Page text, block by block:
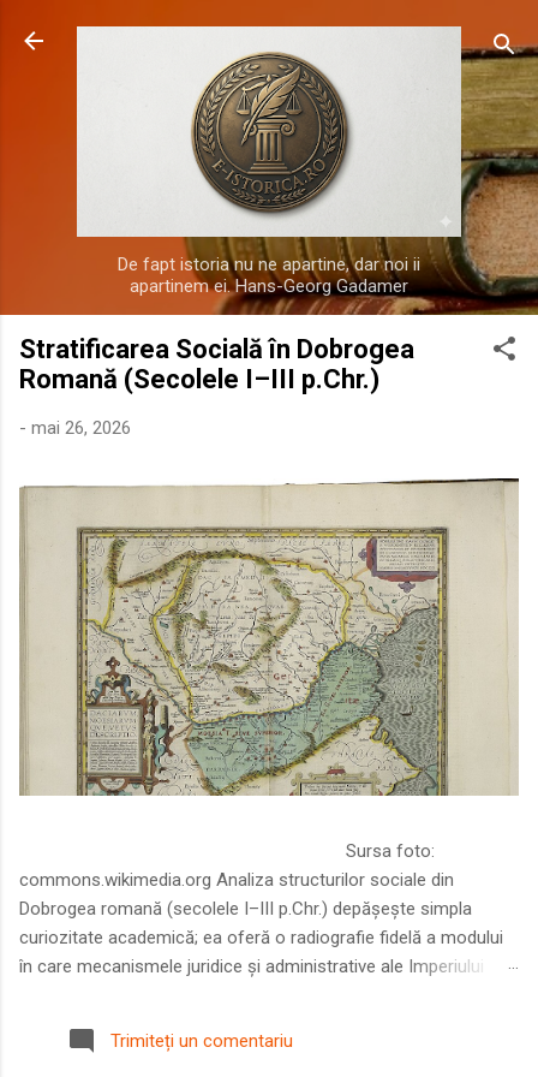
Treceți la conținutul principal
De fapt istoria nu ne apartine, dar noi ii
apartinem ei. Hans-Georg Gadamer
Stratificarea Socială în Dobrogea
Romană (Secolele I–III p.Chr.)
- mai 26, 2026
Sursa foto:
commons.wikimedia.org Analiza structurilor sociale din
Dobrogea romană (secolele I–III p.Chr.) depășește simpla
curiozitate academică; ea oferă o radiografie fidelă a modului
în care mecanismele juridice și administrative ale Imperiului
Într-o epocă în care prosperitatea excepțională a lumii romane
era susținută de o mobilitate socială dinamică și de o libertate
Trimiteți un comentariu